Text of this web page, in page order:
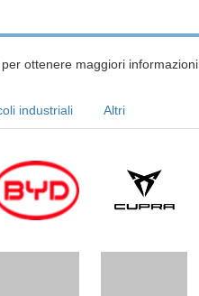
ottenere maggiori informazioni.
industriali Altri